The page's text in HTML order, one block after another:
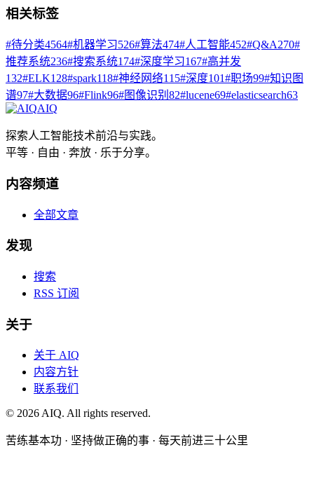
相关标签
#待分类4564#机器学习526#算法474#人工智能452#Q&A270#
推荐系统236#搜索系统174#深度学习167#高并发
132#ELK128#spark118#神经网络115#深度101#职场99#知识图
谱97#大数据96#Flink96#图像识别 82#lucene69#elasticsearch63
AIQ
探索人工智能技术前沿与实践。
平等 · 自由 · 奔放 · 乐于分享。
内容频道
全部文章
发现
搜索
RSS 订阅
关于
关于 AIQ
内容方针
联系我们
© 2026AIQ. All rights reserved.
苦练基本功 · 坚持做正确的事 · 每天前进三十公里